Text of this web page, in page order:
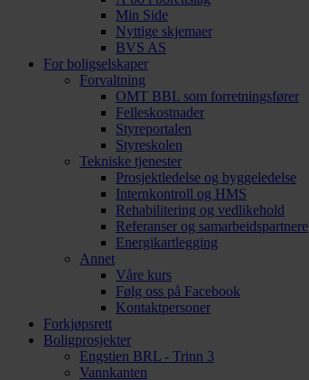
Min Side
Nyttige skjemaer
BVS AS
For boligselskaper
Forvaltning
OMT BBL som forretningsfører
Felleskostnader
Styreportalen
Styreskolen
Tekniske tjenester
Prosjektledelse og byggeledelse
Internkontroll og HMS
Rehabilitering og vedlikehold
Referanser og samarbeidspartnere
Energikartlegging
Annet
Våre kurs
Følg oss på Facebook
Kontaktpersoner
Forkjøpsrett
Boligprosjekter
Engstien BRL - Trinn 3
Vannkanten